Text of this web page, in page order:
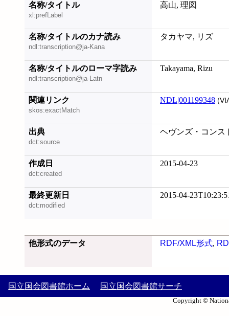
名称/タイトル
xl:prefLabel
高山, 理図
名称/タイトルのカナ読み
ndl:transcription@ja-Kana
タカヤマ, リズ
名称/タイトルのローマ字読み
ndl:transcription@ja-Latn
Takayama, Rizu
関連リンク
skos:exactMatch
NDL|001199348
出典
dct:source
ヘヴンズ・コンス
作成日
dct:created
2015-04-23
最終更新日
dct:modified
2015-04-
他形式のデータ RDF/XML形式,
国立国会図書館ホーム 国立国会図書館サーチ
Copyright ©